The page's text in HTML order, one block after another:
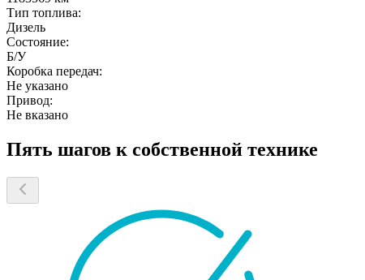
Тип топлива:
Дизель
Состояние:
Б/У
Коробка передач:
Не указано
Привод:
Не вказано
Пять шагов к собственной технике